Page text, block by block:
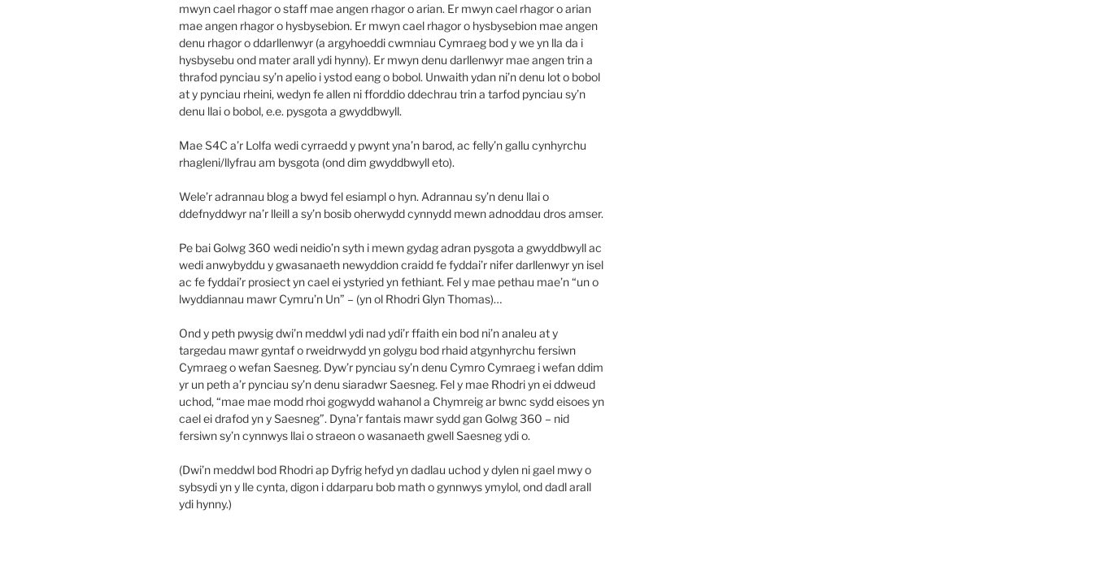
mwyn cael rhagor o staff mae angen rhagor o arian. Er mwyn cael rhagor o arian
mae angen rhagor o hysbysebion. Er mwyn cael rhagor o hysbysebion mae angen
denu rhagor o ddarllenwyr (a argyhoeddi cwmniau Cymraeg bod y we yn lla da i
hysbysebu ond mater arall ydi hynny). Er mwyn denu darllenwyr mae angen trin a
thrafod pynciau sy’n apelio i ystod eang o bobol. Unwaith ydan ni’n denu lot o bobol
at y pynciau rheini, wedyn fe allen ni fforddio ddechrau trin a tarfod pynciau sy’n
denu llai o bobol, e.e. pysgota a gwyddbwyll.
Mae S4C a’r Lolfa wedi cyrraedd y pwynt yna’n barod, ac felly’n gallu cynhyrchu
rhagleni/llyfrau am bysgota (ond dim gwyddbwyll eto).
Wele’r adrannau blog a bwyd fel esiampl o hyn. Adrannau sy’n denu llai o
ddefnyddwyr na’r lleill a sy’n bosib oherwydd cynnydd mewn adnoddau dros amser.
Pe bai Golwg 360 wedi neidio’n syth i mewn gydag adran pysgota a gwyddbwyll ac
wedi anwybyddu y gwasanaeth newyddion craidd fe fyddai’r nifer darllenwyr yn isel
ac fe fyddai’r prosiect yn cael ei ystyried yn fethiant. Fel y mae pethau mae’n “un o
lwyddiannau mawr Cymru’n Un” – (yn ol Rhodri Glyn Thomas)…
Ond y peth pwysig dwi’n meddwl ydi nad ydi’r ffaith ein bod ni’n analeu at y
targedau mawr gyntaf o rweidrwydd yn golygu bod rhaid atgynhyrchu fersiwn
Cymraeg o wefan Saesneg. Dyw’r pynciau sy’n denu Cymro Cymraeg i wefan ddim
yr un peth a’r pynciau sy’n denu siaradwr Saesneg. Fel y mae Rhodri yn ei ddweud
uchod, “mae mae modd rhoi gogwydd wahanol a Chymreig ar bwnc sydd eisoes yn
cael ei drafod yn y Saesneg”. Dyna’r fantais mawr sydd gan Golwg 360 – nid
fersiwn sy’n cynnwys llai o straeon o wasanaeth gwell Saesneg ydi o.
(Dwi’n meddwl bod Rhodri ap Dyfrig hefyd yn dadlau uchod y dylen ni gael mwy o
sybsydi yn y lle cynta, digon i ddarparu bob math o gynnwys ymylol, ond dadl arall
ydi hynny.)